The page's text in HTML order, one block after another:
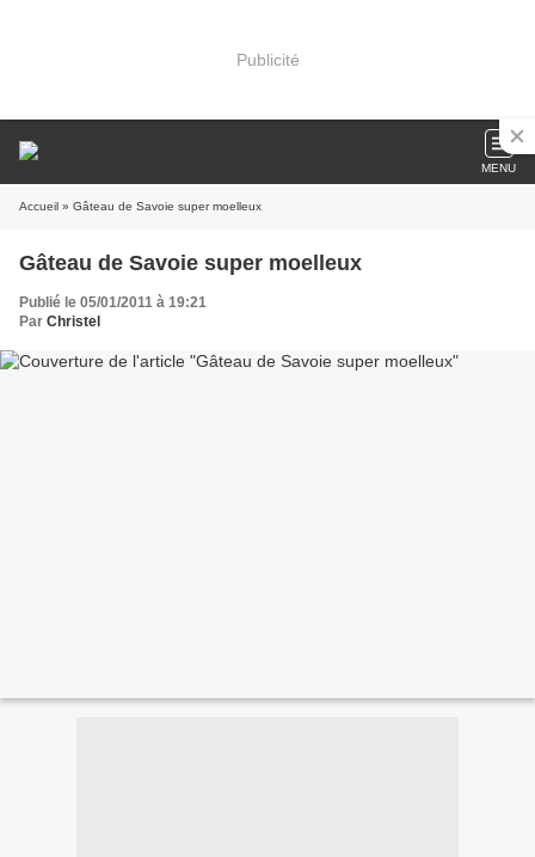
Publicité
MENU
Accueil » Gâteau de Savoie super moelleux
Gâteau de Savoie super moelleux
Publié le 05/01/2011 à 19:21
Par Christel